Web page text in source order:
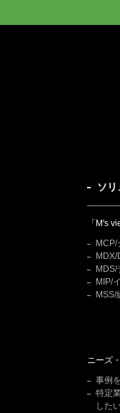
ソリ
「M's
MCP/
MDX/
MDS/
MIP/
MSS/
ニーズ
事例
特定
した